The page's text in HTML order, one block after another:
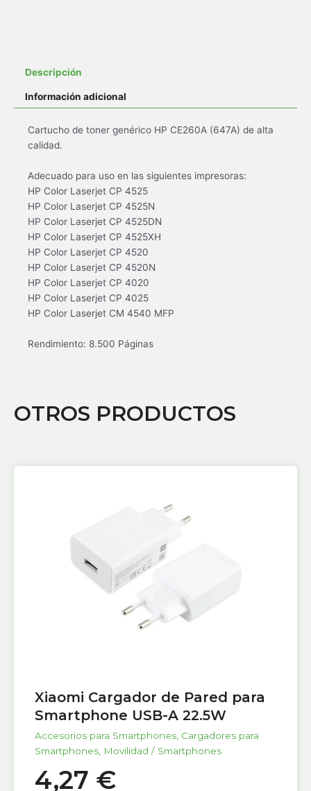
Descripción
Información adicional
Cartucho de toner genérico HP CE260A (647A) de alta
calidad.
Adecuado para uso en las siguientes impresoras:
HP Color Laserjet CP 4525
HP Color Laserjet CP 4525N
HP Color Laserjet CP 4525DN
HP Color Laserjet CP 4525XH
HP Color Laserjet CP 4520
HP Color Laserjet CP 4520N
HP Color Laserjet CP 4020
HP Color Laserjet CP 4025
HP Color Laserjet CM 4540 MFP
Rendimiento: 8.500 Páginas
OTROS PRODUCTOS
Xiaomi Cargador de Pared para
Smartphone USB-A 22.5W
Accesorios para Smartphones Cargadores para
Smartphones Movilidad / Smartphones
4,27 €